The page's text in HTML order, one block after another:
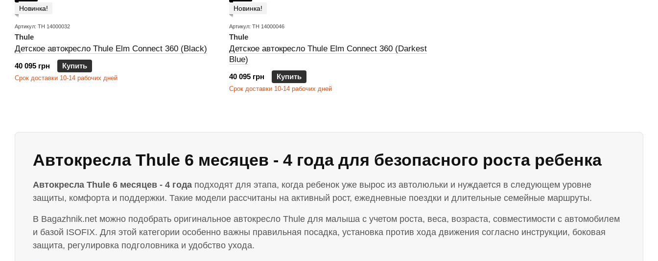
Автокресла Thule 6 месяцев - 4 года для безопасного роста ребенка
Автокресла Thule 6 месяцев - 4 года подходят для этапа, когда ребенок уже вырос из автолюльки и нуждается в следующем уровне
защиты, комфорта и поддержки. Такие модели рассчитаны на активный рост, ежедневные поездки и длительные семейные маршруты.
В Bagazhnik.net можно подобрать оригинальное автокресло Thule для малыша с учетом роста, веса, возраста, совместимости с автомобилем
и базой ISOFIX. Для этой категории особенно важны правильная посадка, установка против хода движения согласно инструкции, боковая
защита, регулировка подголовника и удобство ухода.
Новинка!
Артикул: TH 14000032
Thule
Детское автокресло Thule Elm Connect 360 (Black)
40 095 грн Купить
Срок доставки 10-14 рабочих дней
Новинка!
Артикул: TH 14000046
Thule
Детское автокресло Thule Elm Connect 360 (Darkest
Blue)
40 095 грн Купить
Срок доставки 10-14 рабочих дней